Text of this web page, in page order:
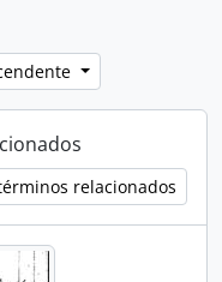
relacionados